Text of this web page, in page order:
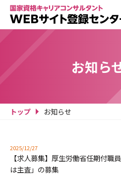
お知ら
トップ お知らせ
2025/12/27
【求人募集】厚生労働省任期付職
は主査」の募集